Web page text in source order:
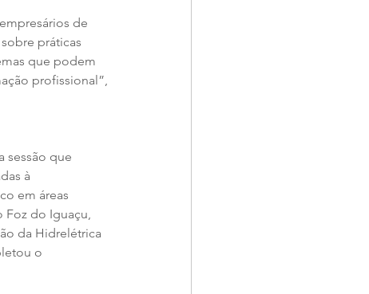
de
práticas
que podem
profissional”,
sessão que
à
em áreas
Foz do Iguaçu,
da Hidrelétrica
o